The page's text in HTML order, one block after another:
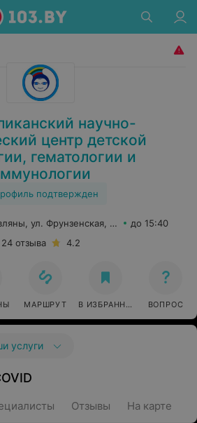
научно-
центр детской
гематологии и
подтвержден
ул. Фрунзенская, 43
до 15:40
24 отзыва
4.2
МАРШРУТ В ИЗБРАННОЕ ВОПРОС
услуги
Отзывы На карте